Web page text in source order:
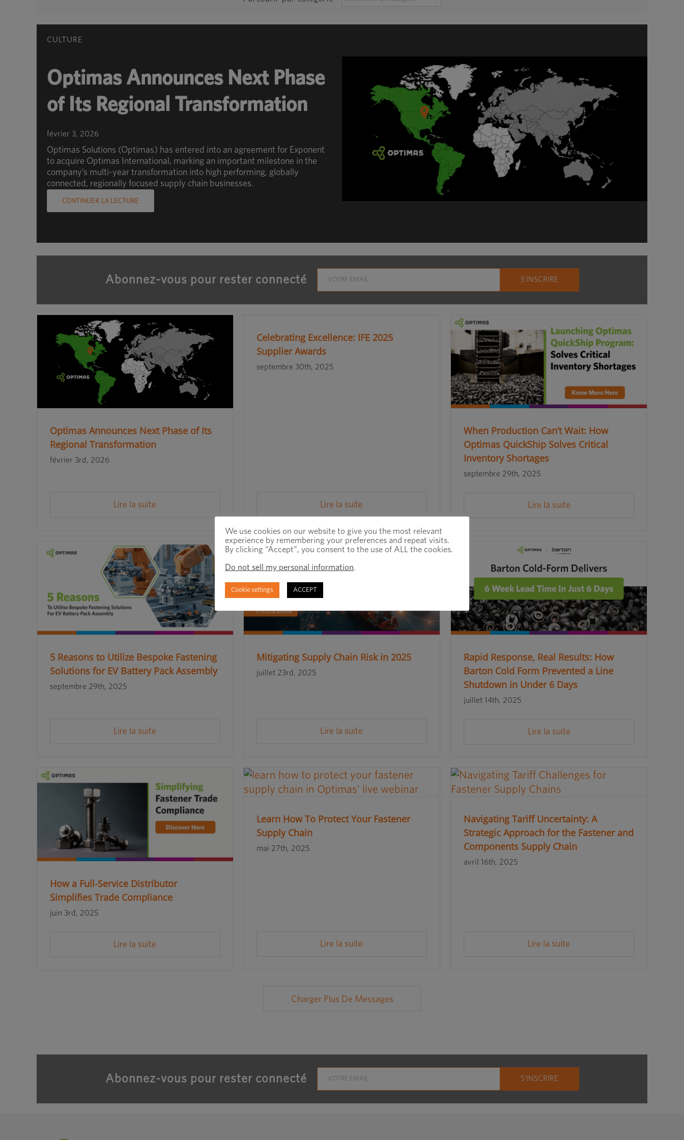
CATÉGORIE
CULTURE
Optimas Announces Next Phase
of Its Regional Transformation
février 3, 2026
Optimas Solutions (Optimas) has entered into an agreement for Exponent
to acquire Optimas International, marking an important milestone in the
company’s multi-year transformation into high performing, globally
connected, regionally focused supply chain businesses.
CONTINUER LA LECTURE
Abonnez-vous pour rester connecté
Optimas Announces Next Phase of Its
Regional Transformation
février 3rd, 2026
Lire la suite
Celebrating Excellence: IFE 2025
Supplier Awards
septembre 30th, 2025
Lire la suite
When Production Can’t Wait: How
Optimas QuickShip Solves Critical
Inventory Shortages
septembre 29th, 2025
Lire la suite
5 Reasons to Utilize Bespoke Fastening
Solutions for EV Battery Pack Assembly
septembre 29th, 2025
Lire la suite
Mitigating Supply Chain Risk in 2025
juillet 23rd, 2025
Lire la suite
Rapid Response, Real Results: How
Barton Cold Form Prevented a Line
Shutdown in Under 6 Days
juillet 14th, 2025
Lire la suite
How a Full-Service Distributor
Simplifies Trade Compliance
juin 3rd, 2025
Lire la suite
Learn How To Protect Your Fastener
Supply Chain
mai 27th, 2025
Lire la suite
Navigating Tariff Uncertainty: A
Strategic Approach for the Fastener and
Components Supply Chain
avril 16th, 2025
Lire la suite
Charger Plus De Messages
Abonnez-vous pour rester connecté
We use cookies on our website to give you the most relevant
experience by remembering your preferences and repeat visits.
By clicking “Accept”, you consent to the use of ALL the cookies.
Do not sell my personal information.
Cookie settings ACCEPT